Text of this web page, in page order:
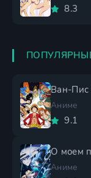
8.3
Ван-Пис
Аниме
9.1
О моем
Аниме